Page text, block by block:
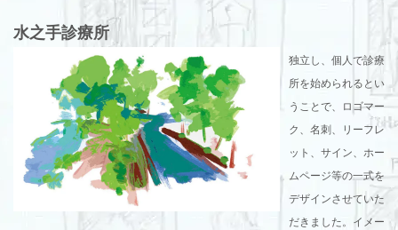
水之手診療所
独立し、個人で診療
所を始められるとい
うことで、ロゴマー
ク、名刺、リーフレ
ット、サイン、ホー
ムページ等の一式を
デザインさせていた
だきました。イメー